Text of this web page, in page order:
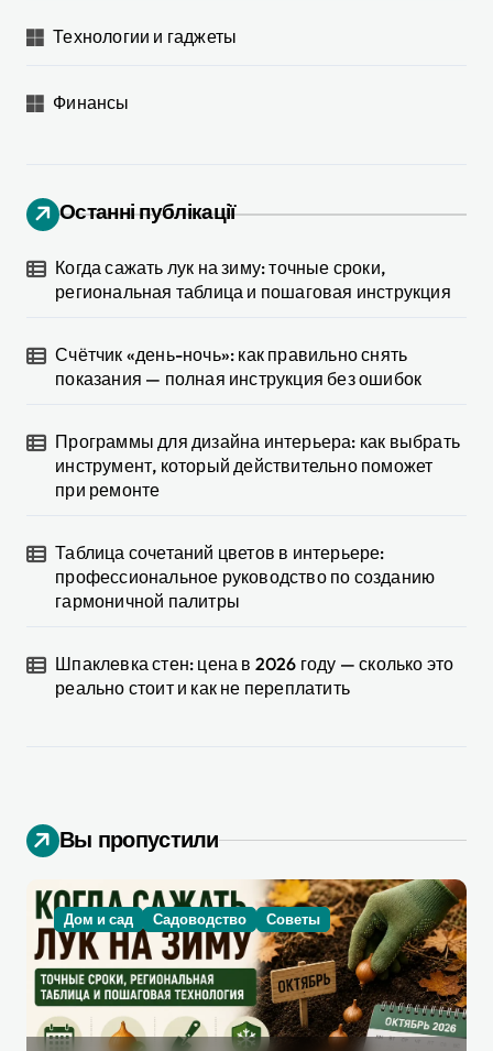
Технологии и гаджеты
Финансы
Останні публікації
Когда сажать лук на зиму: точные сроки,
региональная таблица и пошаговая инструкция
Счётчик «день-ночь»: как правильно снять
показания — полная инструкция без ошибок
Программы для дизайна интерьера: как выбрать
инструмент, который действительно поможет
при ремонте
Таблица сочетаний цветов в интерьере:
профессиональное руководство по созданию
гармоничной палитры
Шпаклевка стен: цена в 2026 году — сколько это
реально стоит и как не переплатить
Вы пропустили
Дом и сад Садоводство Советы